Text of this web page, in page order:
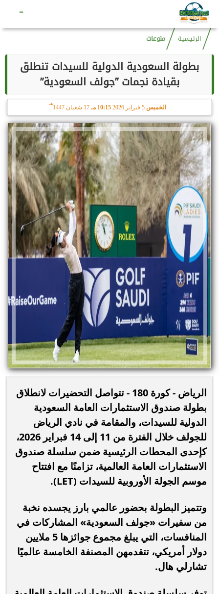
=
الرئيسية منوعات
بطولة السعودية الدولية للسيدات تنطلق
بقيادة نجمات ”جولف السعودية”
الخميس 10:15 مـ 17 شعبان 1447
هـ
الرياض - كورة 180 - تتواصل التحضيرات لانطلاق
بطولة صندوق الاستثمارات العامة السعودية
الدولية للسيدات، والمقامة في نادي الرياض
للجولف خلال الفترة من 11 إلى 14 فبراير 2026،
كإحدى المحطات الرئيسية ضمن سلسلة صندوق
الاستثمارات العامة العالمية، تزامنًا مع افتتاح
موسم الجولة الأوروبية للسيدات (LET).
وتتميز البطولة بحضور عالمي بارز يجسده نخبة
من سفيرات «جولف السعودية» المشاركات في
المنافسات، التي يبلغ مجموع جوائزها 5 ملايين
دولار أمريكي، تتقدمهن المصنفة الخامسة عالميًا
تشارلي هال.